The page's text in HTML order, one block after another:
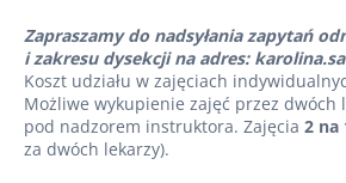
Zapraszamy do nadsyłania zapytań
i zakresu dysekcji na adres:
Koszt udziału w zajęciach
Możliwe wykupienie zajęć przez dwóch
pod nadzorem instruktora. Zajęcia 2 na
za dwóch lekarzy).